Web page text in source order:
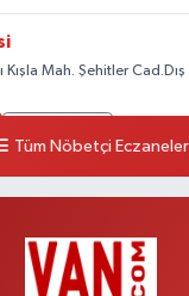
Kışla Mah. Şehitler Cad.Dış
Yol Tarifi Al
Tüm Nöbetçi Eczaneler